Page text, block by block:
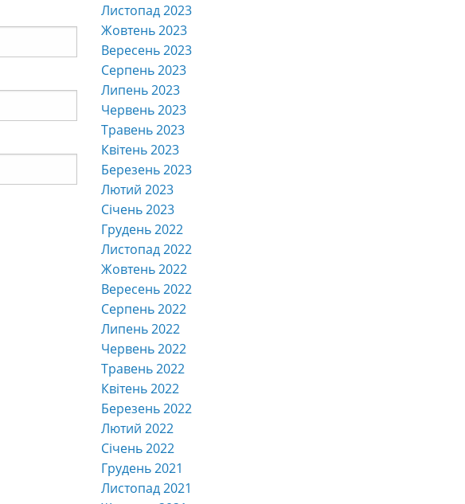
Листопад 2023
Жовтень 2023
Вересень 2023
Серпень 2023
Липень 2023
Червень 2023
Травень 2023
Квітень 2023
Березень 2023
Лютий 2023
Січень 2023
Грудень 2022
Листопад 2022
Жовтень 2022
Вересень 2022
Серпень 2022
Липень 2022
Червень 2022
Травень 2022
Квітень 2022
Березень 2022
Лютий 2022
Січень 2022
Грудень 2021
Листопад 2021